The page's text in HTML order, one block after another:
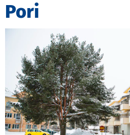
Pori